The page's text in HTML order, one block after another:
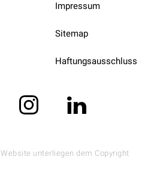
Impressum
Sitemap
Haftungsausschluss
unterliegen dem Copyright